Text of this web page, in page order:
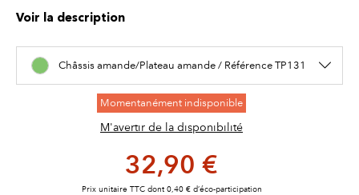
Voir la description
Châssis amande/Plateau amande / Référence TP131
Momentanément indisponible
M'avertir de la disponibilité
32,90 €
Prix unitaire TTC dont 0,40 € d’éco-participation